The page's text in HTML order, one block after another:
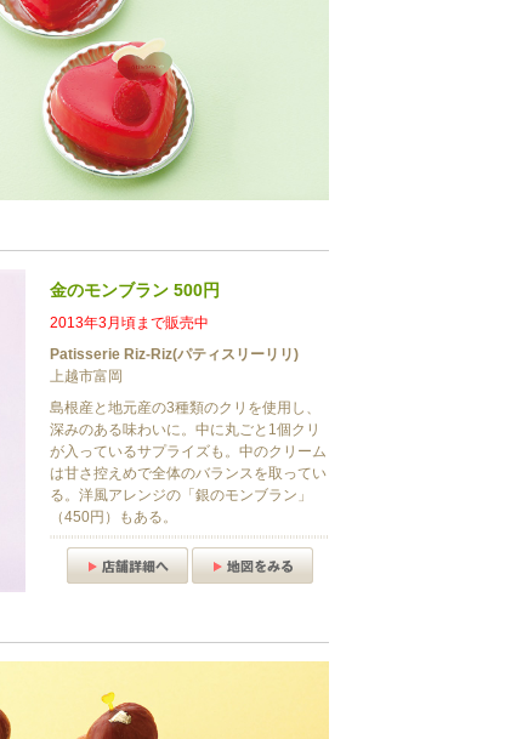
金のモンブラン 500円
2013年3月頃まで販売中
Patisserie Riz-Riz(パティスリーリリ)
上越市富岡
島根産と地元産の3種類のクリを使用し、
深みのある味わいに。中に丸ごと1個クリ
が入っているサプライズも。中のクリーム
は甘さ控えめで全体のバランスを取ってい
る。洋風アレンジの「銀のモンブラン」
（450円）もある。